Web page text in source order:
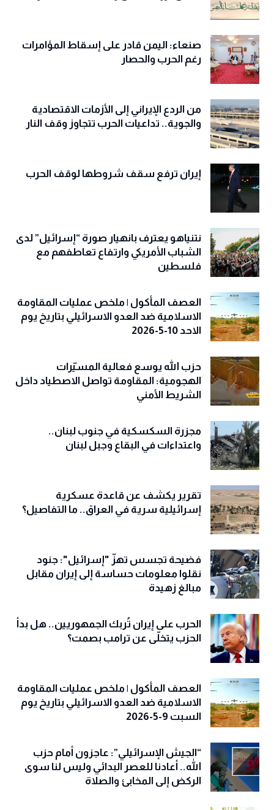
صنعاء: اليمن قادر على إسقاط المؤامرات
رغم الحرب والحصار
من الردع الإيراني إلى الأزمات الاقتصادية
والجوية.. تداعيات الحرب تتجاوز وقف النار
إيران ترفع سقف شروطها لوقف الحرب
نتنياهو يعترف بانهيار صورة “إسرائيل” لدى
الشباب الأمريكي وارتفاع تعاطفهم مع
فلسطين
العصف المأكول | ملخص عمليات المقاومة
الاسلامية ضد العدو الاسرائيلي بتاريخ يوم
الاحد 10-5-2026
حزب الله يوسع فعالية المسيّرات
الهجومية: المقاومة تواصل الاصطياد داخل
الشريط الأمني
مجزرة السكسكية في جنوب لبنان..
واعتداءات في البقاع وجبل لبنان
تقرير يكشف عن قاعدة عسكرية
إسرائيلية سرية في العراق.. ما التفاصيل؟
فضيحة تجسس تهزّ "إسرائيل": جنود
نقلوا معلومات حساسة إلى إيران مقابل
مبالغ زهيدة
الحرب على إيران تُربك الجمهوريين.. هل بدأ
الحزب يتخلّى عن ترامب بصمت؟
العصف المأكول | ملخص عمليات المقاومة
الاسلامية ضد العدو الاسرائيلي بتاريخ يوم
السبت 9-5-2026
“الجيش الإسرائيلي”: عاجزون أمام حزب
الله.. أعادنا للعصر البدائي وليس لنا سوى
الركض إلى المخابئ والصلاة